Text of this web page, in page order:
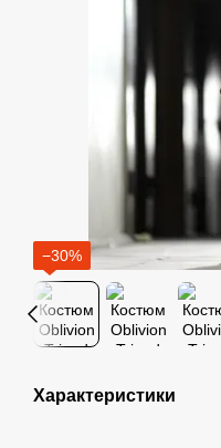
−30%
Характеристики